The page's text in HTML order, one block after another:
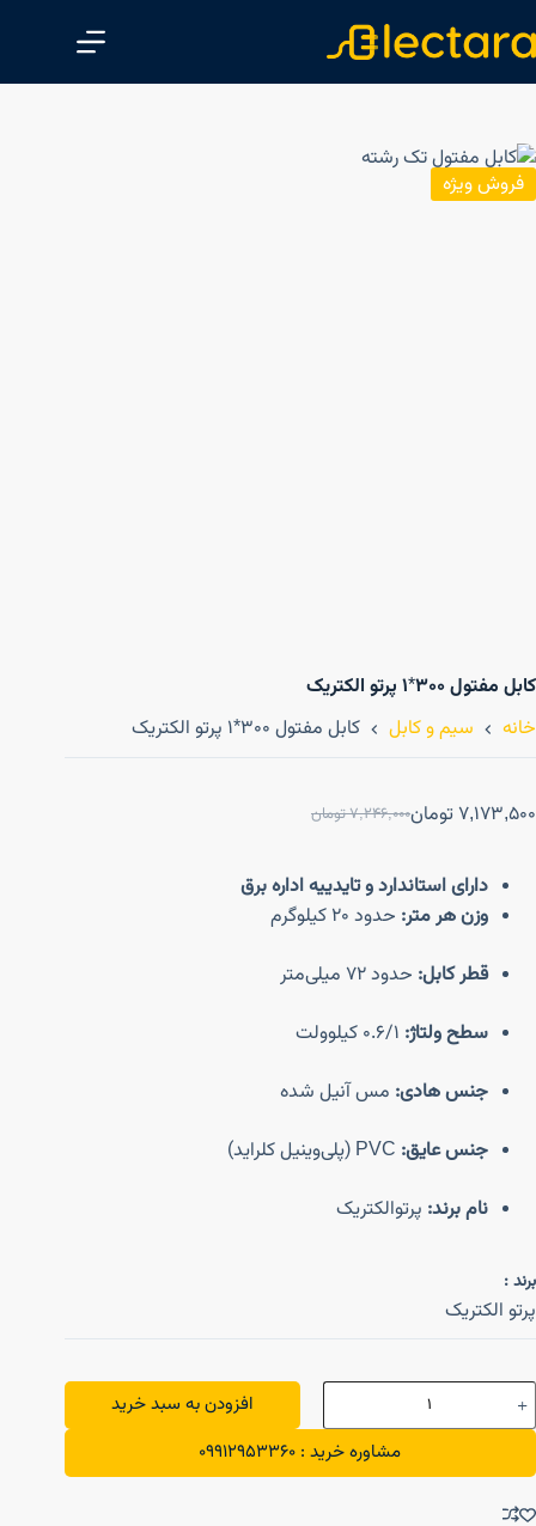
ش
فروش ویژه
کابل مفتول ۳۰۰*۱ پرتو الکتریک
خانه
سیم و کابل کابل مفتول ۳۰۰*۱ پرتو الکتریک
7,246,000تومان 7,173,500 تومان
دارای استاندارد و تایدییه اداره برق
وزن هر متر: حدود ۲۰ کیلوگرم
قطر کابل: حدود ۷۲ میلی‌متر
سطح ولتاژ:
جنس هادی: مس آنیل شده
جنس عایق:
نام برند: پرتوالکتریک
برند :
پرتو الکتریک
افزودن به سبد خرید
مشاوره خرید : 09912953360